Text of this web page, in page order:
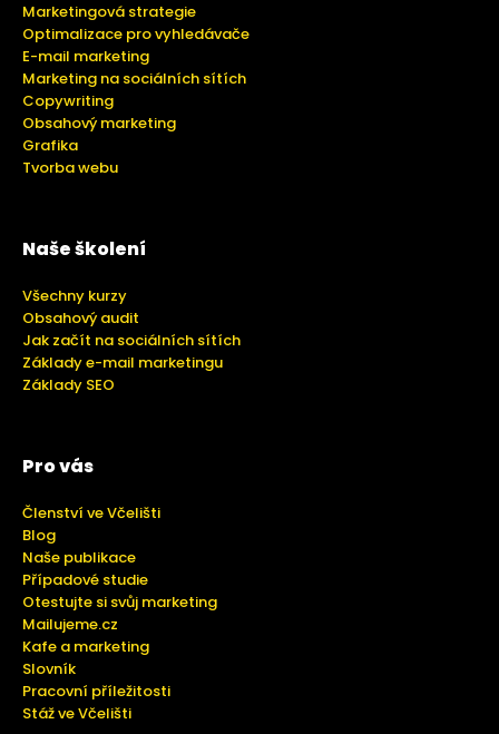
Marketingová strategie
Optimalizace pro vyhledávače
E-mail marketing
Marketing na sociálních sítích
Copywriting
Obsahový marketing
Grafika
Tvorba webu
Naše školení
Všechny kurzy
Obsahový audit
Jak začít na sociálních sítích
Základy e-mail marketingu
Základy SEO
Pro vás
Členství ve Včelišti
Blog
Naše publikace
Případové studie
Otestujte si svůj marketing
Mailujeme.cz
Kafe a marketing
Slovník
Pracovní příležitosti
Stáž ve Včelišti